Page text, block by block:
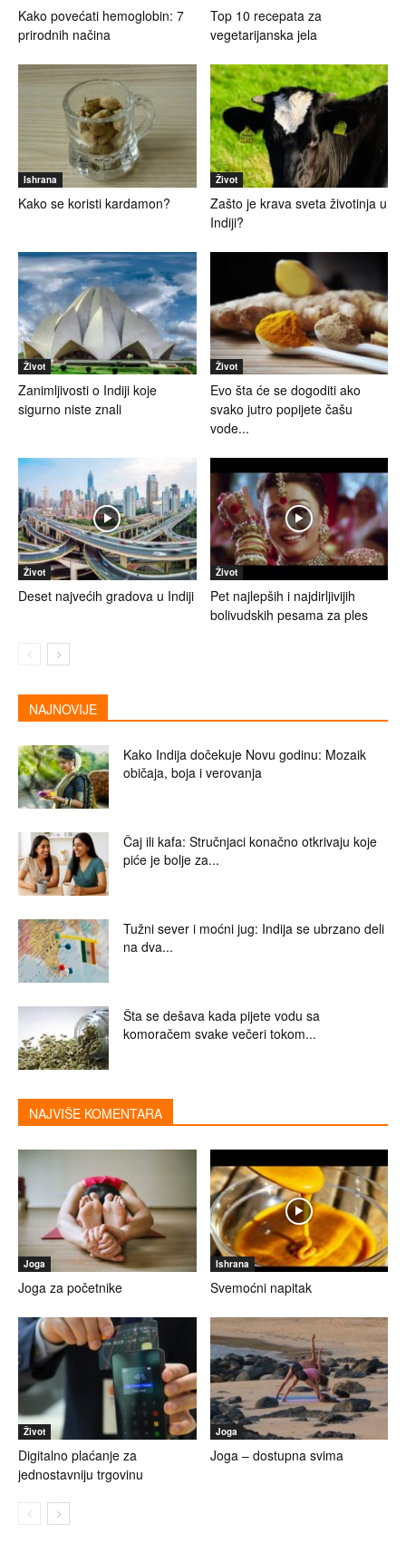
Kako povećati hemoglobin: 7
prirodnih načina
Top 10 recepata za
vegetarijanska jela
Ishrana
Kako se koristi kardamon?
Život
Zašto je krava sveta životinja u
Indiji?
Život
Zanimljivosti o Indiji koje
sigurno niste znali
Život
Evo šta će se dogoditi ako
svako jutro popijete čašu
vode...
Život
Deset najvećih gradova u Indiji
Život
Pet najlepših i najdirljivijih
bolivudskih pesama za ples
NAJNOVIJE
Kako Indija dočekuje Novu godinu: Mozaik
običaja, boja i verovanja
Čaj ili kafa: Stručnjaci konačno otkrivaju koje
piće je bolje za...
Tužni sever i moćni jug: Indija se ubrzano deli
na dva...
Šta se dešava kada pijete vodu sa
komoračem svake večeri tokom...
NAJVIŠE KOMENTARA
Joga
Joga za početnike
Ishrana
Svemoćni napitak
Život
Digitalno plaćanje za
jednostavniju trgovinu
Joga
Joga – dostupna svima